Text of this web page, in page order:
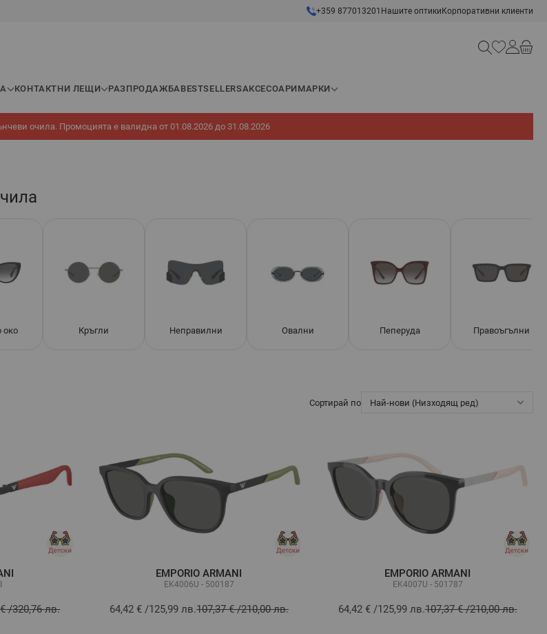
+359 877013201 Нашите оптики Корпоративни клиенти
Търсене
КОНТАКТНИ ЛЕЩИ РАЗПРОДАЖБАBESTSELLERSАКСЕСОАРИ МАРКИ
очила. Промоцията е валидна от 01.08.2026 до 31.08.2026
око Кръгли Неправилни Овални Пеперуда Правоъгълни
Сортирай по
/320,76 лв.
EMPORIO ARMANI
EK4006U - 500187
64,42 €/125,99 лв.107,37 €/210,00 лв.
EMPORIO ARMANI
EK4007U - 501787
64,42 €/125,99 лв.107,37 €/210,00 лв.